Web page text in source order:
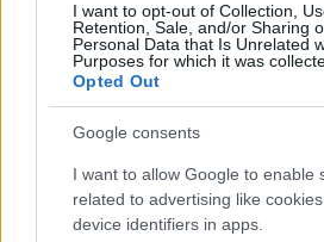
I want to opt-out of Collection,
Retention, Sale, and/or Sharing
Personal Data that Is Unrelated
Purposes for which it was
Opted Out
Google consents
I want to allow Google to enable
related to advertising like
device identifiers in apps.
A Zörgőn nem tudnak elbújni
„Érdekes módon ez az
inspiráló kezdetben, van, aki fél
emberektől, tart tőle, hogy ez
lesz, de az első próbák alatt
mitől tartania” – mondta Pap
pszichológus szerint a